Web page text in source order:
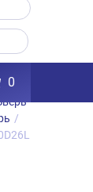
0
/